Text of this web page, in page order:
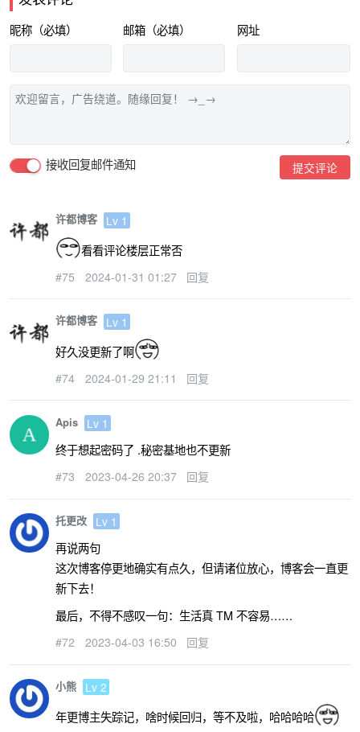
昵称（必填） 邮箱（必填） 网址
接收回复邮件通知 提交评论
许都博客 Lv 1
看看评论楼层正常否
#75 2024-01-31 01:27 回复
许都博客 Lv 1
好久没更新了啊
#74 2024-01-29 21:11 回复
Apis Lv 1
终于想起密码了 .秘密基地也不更新
#73 2023-04-26 20:37 回复
托更改 Lv 1
再说两句
这次博客停更地确实有点久，但请诸位放心，博客会一直更
新下去！
最后，不得不感叹一句：生活真 TM 不容易……
#72 2023-04-03 16:50 回复
小熊 Lv 2
年更博主失踪记，啥时候回归，等不及啦，哈哈哈哈